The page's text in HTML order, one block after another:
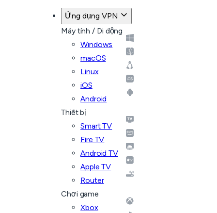
Ứng dụng VPN
Máy tính / Di động
Windows
macOS
Linux
iOS
Android
Thiết bị
Smart TV
Fire TV
Android TV
Apple TV
Router
Chơi game
Xbox